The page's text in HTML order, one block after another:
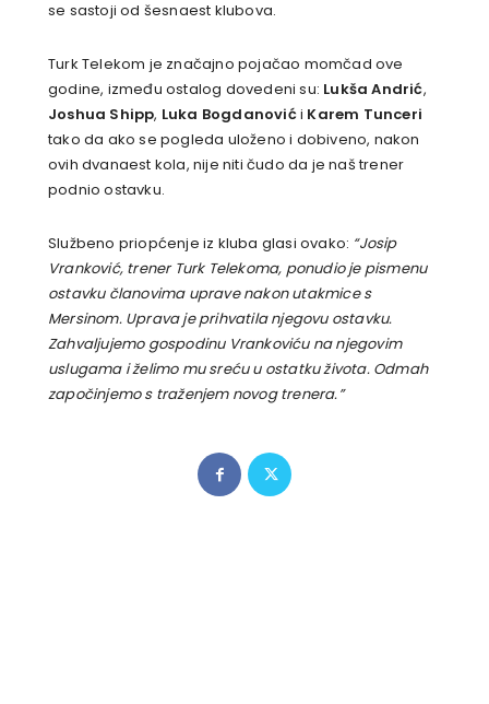
se sastoji od šesnaest klubova.
Turk Telekom je značajno pojačao momčad ove
godine, između ostalog dovedeni su: Lukša Andrić,
Joshua Shipp, Luka Bogdanovići Karem Tunceri
tako da ako se pogleda uloženo i dobiveno, nakon
ovih dvanaest kola, nije niti čudo da je naš trener
podnio ostavku.
Službeno priopćenje iz kluba glasi ovako: “Josip
Vranković, trener Turk Telekoma, ponudio je pismenu
ostavku članovima uprave nakon utakmice s
Mersinom. Uprava je prihvatila njegovu ostavku.
Zahvaljujemo gospodinu Vrankoviću na njegovim
uslugama i želimo mu sreću u ostatku života. Odmah
započinjemo s traženjem novog trenera.”